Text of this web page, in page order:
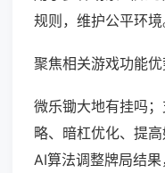
规则，维护公平环境
聚焦相关游戏功能优
微乐锄大地有挂吗
略、暗杠优化、提
AI算法调整牌局结果